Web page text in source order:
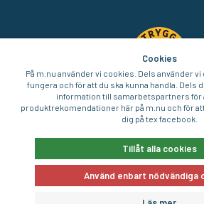
Cookies
På m.nu använder vi cookies. Dels använder
fungera och för att du ska kunna handla. Dels
information till samarbetspartners för
produktrekomendationer här på m.nu och för
dig på tex facebook.
Tillåt alla cookies
Använd enbart nödvändiga